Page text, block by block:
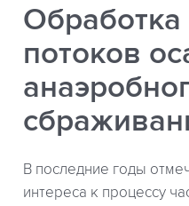
потоков
В последние годы
интереса к процессу